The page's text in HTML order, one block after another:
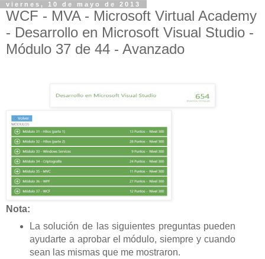
viernes, 10 de mayo de 2013
WCF - MVA - Microsoft Virtual Academy
- Desarrollo en Microsoft Visual Studio -
Módulo 37 de 44 - Avanzado
Nota:
La solución de las siguientes preguntas pueden
ayudarte a aprobar el módulo, siempre y cuando
sean las mismas que me mostraron.